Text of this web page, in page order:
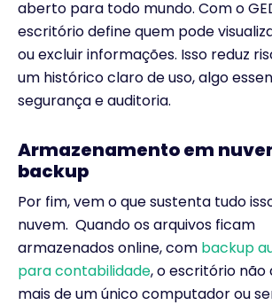
aberto para todo mundo. Com o
escritório define quem pode
ou excluir informações. Isso reduz
um histórico claro de uso, algo
segurança e auditoria.
Armazenamento em
backup
Por fim, vem o que sustenta tudo
nuvem. Quando os arquivos ficam
armazenados online, com backup
para contabilidade, o escritório não
mais de um único computador ou